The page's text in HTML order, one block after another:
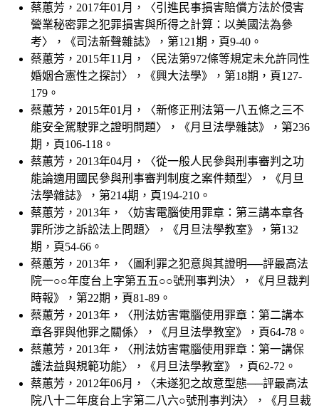
蔡蕙芳，2017年01月，〈引進民事損害賠償方法於侵害
營業秘密罪之犯罪損害與所得之計算：以美國法為參
考〉，《司法新聲雜誌》，第121期，頁9-40。
蔡蕙芳，2015年11月，〈民法第972條等規定未允許同性
婚姻合憲性之探討〉，《興大法學》，第18期，頁127-
179。
蔡蕙芳，2015年01月，〈新修正刑法第一八五條之三不
能安全駕駛罪之證明問題〉，《月旦法學雜誌》，第236
期，頁106-118。
蔡蕙芳，2013年04月，〈從一般人民參與刑事審判之功
能論適用國民參與刑事審判制度之案件類型〉，《月旦
法學雜誌》，第214期，頁194-210。
蔡蕙芳，2013年，〈妨害電腦使用罪章：第三講本章各
罪所涉之訴訟法上問題〉，《月旦法學教室》，第132
期，頁54-66。
蔡蕙芳，2013年，〈圖利罪之犯意與其證明──評最高法
院一○○年度台上字第五五○○號刑事判決〉，《月旦裁判
時報》，第22期，頁81-89。
蔡蕙芳，2013年，〈刑法妨害電腦使用罪章：第二講本
章各罪與他罪之關係〉，《月旦法學教室》，頁64-78。
蔡蕙芳，2013年，〈刑法妨害電腦使用罪章：第一講保
護法益與規範功能〉，《月旦法學教室》，頁62-72。
蔡蕙芳，2012年06月，〈未遂犯之故意型態──評最高法
院八十二年度台上字第二八六○號刑事判決〉，《月旦裁